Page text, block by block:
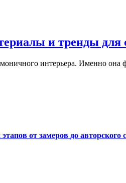
и тренды для
интерьера. Именно она
от замеров до авторского